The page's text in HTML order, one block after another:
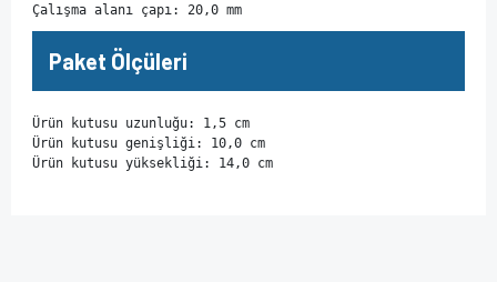
Çalışma alanı çapı: 20,0 mm
Paket Ölçüleri
Ürün kutusu uzunluğu: 1,5 cm
Ürün kutusu genişliği: 10,0 cm
Ürün kutusu yüksekliği: 14,0 cm